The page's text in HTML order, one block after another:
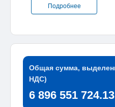
Подробнее
Общая сумма,
НДС)
6 896 551 724.13